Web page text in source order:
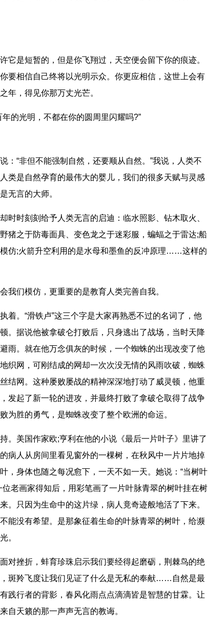
它是短暂的，但是你飞翔过，天空便会留下你的痕迹。
要相信自己终将以光明示众。你更应相信，这世上会有
年，得见你那万丈光芒。
的光明，不都在你的圆周里闪耀吗?”
：“非但不能强制自然，还要顺从自然。”我说，人类不
类是自然孕育的最伟大的婴儿，我们的很多天赋与灵感
无言的大师。
时时刻刻给予人类无言的启迪：临水照影、钻木取火、
猪之于防毒面具、变色龙之于迷彩服，蝙蝠之于雷达;船
仿;火箭升空利用的是水母和墨鱼的反冲原理……这样的
我们模仿，更重要的是教育人类完善自我。
着。“滑铁卢”这三个字是大家再熟悉不过的名词了，他
。据说他被拿破仑打败后，只身逃出了战场，当时天降
雨。就在他万念俱灰的时候，一个蜘蛛的出现改变了他
织网，可刚结成的网却一次次没无情的风雨吹破，蜘蛛
结网。这种屡败屡战的精神深深地打动了威灵顿，他重
发起了新一轮的进攻，并最终打败了拿破仑取得了战争
为胜的勇气，是蜘蛛改变了整个欧洲的命运。
。美国作家欧;亨利在他的小说《最后一片叶子》里讲了
病人从房间里看见窗外的一棵树，在秋风中一片片地掉
，身体也随之每况愈下，一天不如一天。她说：“当树叶
老画家得知后，用彩笔画了一片叶脉青翠的树叶挂在树
。只因为生命中的这片绿，病人竟奇迹般地活了下来。
能没有希望。是那象征着生命的叶脉青翠的树叶，给濒
。
对挫折，蚌育珍珠启示我们要经得起磨砺，荆棘鸟的绝
斑羚飞度让我们见证了什么是无私的奉献……自然是最
践行者的背影，春风化雨点点滴滴皆是智慧的甘霖。让
自天籁的那一声声无言的教诲。